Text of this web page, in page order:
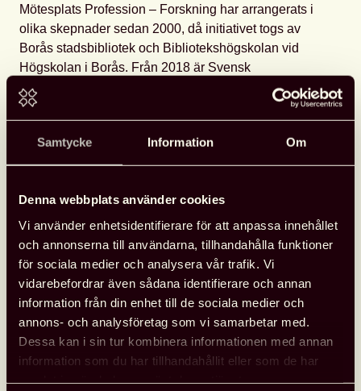
Samtycke Information Om
Denna webbplats använder cookies
Vi använder enhetsidentifierare för att anpassa innehållet
och annonserna till användarna, tillhandahålla funktioner
för sociala medier och analysera vår trafik. Vi
vidarebefordrar även sådana identifierare och annan
information från din enhet till de sociala medier och
annons- och analysföretag som vi samarbetar med.
Dessa kan i sin tur kombinera informationen med annan
information som du har tillhandahållit eller som de har
Mötesplats Profession – Forskning har arrangerats i
olika skepnader sedan 2000, då initiativet togs av
Borås stadsbibliotek och Bibliotekshögskolan vid
Högskolan i Borås. Från 2018 är Svensk
biblioteksförening huvudarrangör till denna konferens,
som har en viktig funktion för erfarenhetsutbyte och
kontakt mellan utbildning, forskning och alla typer av
biblioteksverksamhet.
forskning inom biblioteksfältet. Du som forskare får
chans att pröva dina tankar och skapa värdefulla
kontakter med bibliotekspraktiker. Målgruppen är
anställda inom alla bibliotekstyper, forskare inom BoI
och närliggande områden, samt bibliotekariestudenter.
Anmäl dig senast 8 oktober.